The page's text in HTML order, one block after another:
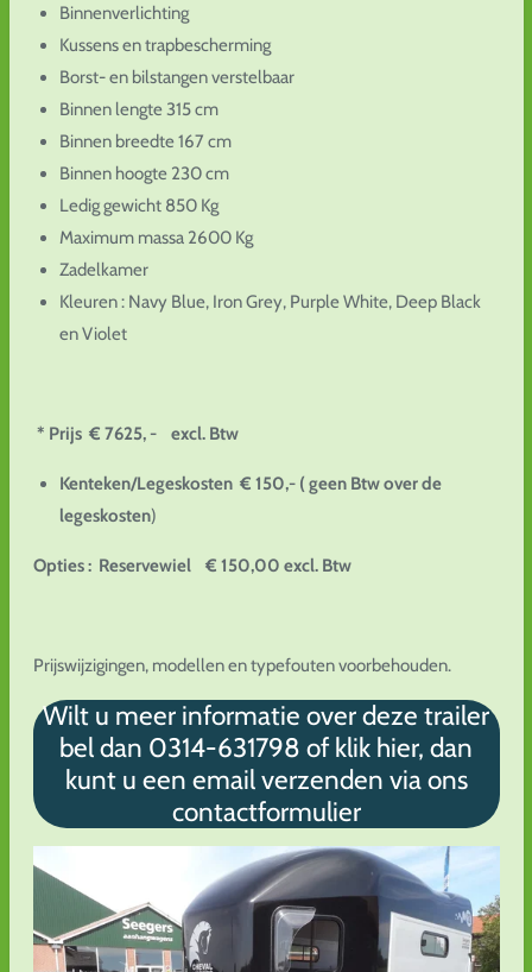
Binnenverlichting
Kussens en trapbescherming
Borst- en bilstangen verstelbaar
Binnen lengte 315 cm
Binnen breedte 167 cm
Binnen hoogte 230 cm
Ledig gewicht 850 Kg
Maximum massa 2600 Kg
Zadelkamer
Kleuren : Navy Blue, Iron Grey, Purple White, Deep Black
en Violet
* Prijs € 7625, - excl. Btw
Kenteken/Legeskosten € 150,- ( geen Btw over de
legeskosten)
Opties : Reservewiel € 150,00 excl. Btw
Prijswijzigingen, modellen en typefouten voorbehouden.
Wilt u meer informatie over deze trailer
bel dan 0314-631798 of klik hier, dan
kunt u een email verzenden via ons
contactformulier